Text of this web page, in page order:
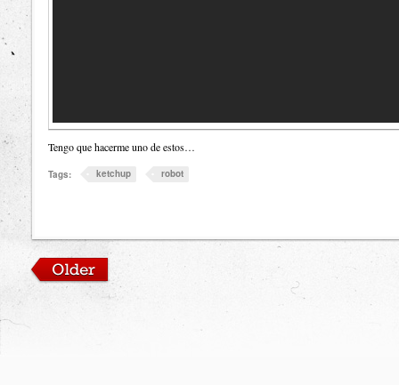
Tengo que hacerme uno de estos…
Tags: ketchup robot